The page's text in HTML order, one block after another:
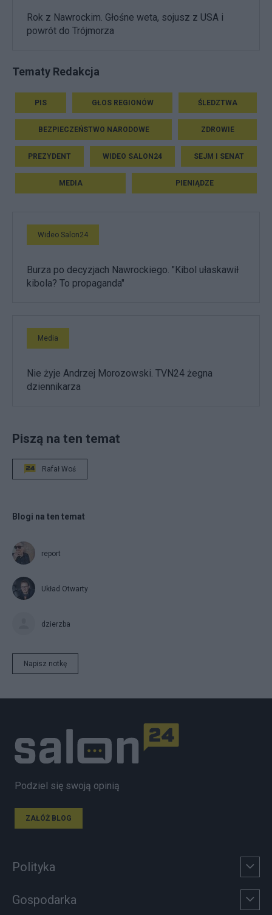
Rok z Nawrockim. Głośne weta, sojusz z USA i
powrót do Trójmorza
Tematy Redakcja
PIS GŁOS REGIONÓW ŚLEDZTWA
BEZPIECZEŃSTWO NARODOWE ZDROWIE
PREZYDENT WIDEO SALON24 SEJM I SENAT
MEDIA PIENIĄDZE
Wideo Salon24
Burza po decyzjach Nawrockiego. "Kibol ułaskawił
kibola? To propaganda"
Media
Nie żyje Andrzej Morozowski. TVN24 żegna
dziennikarza
Piszą na ten temat
Rafał Woś
Blogi na ten temat
report
Układ Otwarty
dzierzba
Napisz notkę
Podziel się swoją opinią
ZAŁÓŻ BLOG
Polityka
Gospodarka